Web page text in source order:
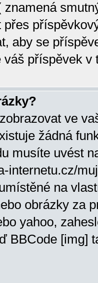
přes
aby se
váš příspěvek v
ve
žádná
musíte uvést
internetu.cz/
na
obrázky za
yahoo,
BBCode [img]